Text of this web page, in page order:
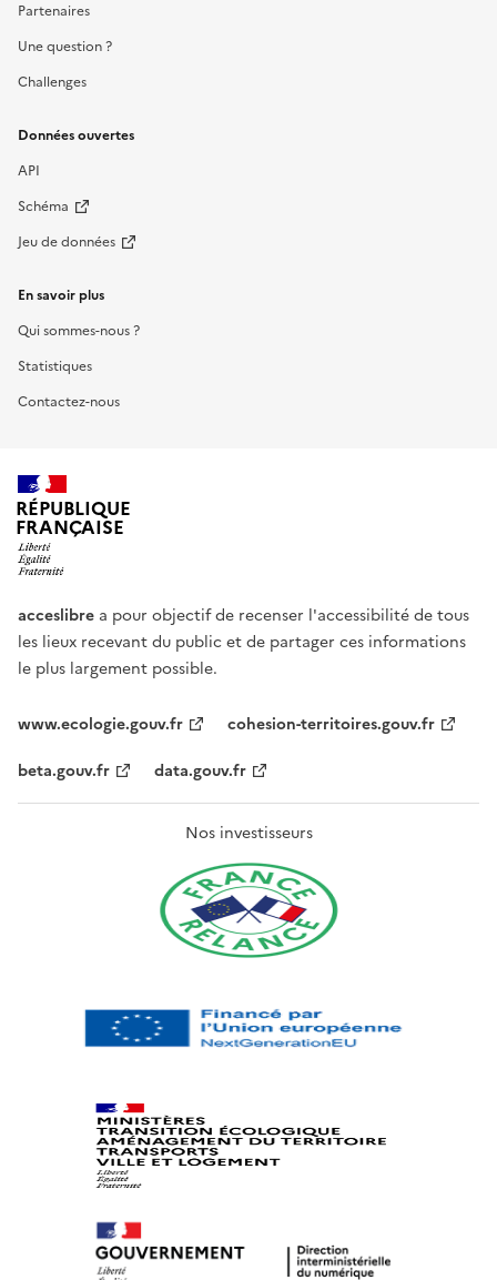
Partenaires
Une question ?
Challenges
Données ouvertes
API
Schéma
Jeu de données
En savoir plus
Qui sommes-nous ?
Statistiques
Contactez-nous
RÉPUBLIQUE
FRANÇAISE
acceslibre a pour objectif de recenser l'accessibilité de tous
les lieux recevant du public et de partager ces informations
le plus largement possible.
www.ecologie.gouv.fr
cohesion-territoires.gouv.fr
beta.gouv.fr
data.gouv.fr
Nos investisseurs